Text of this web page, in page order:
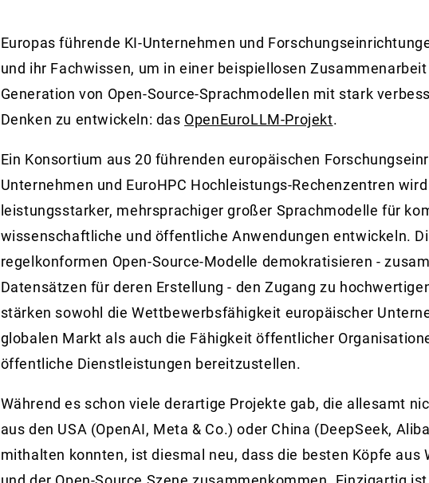
Europas führende KI-Unternehmen und
und ihr Fachwissen, um in einer beispiellosen
Generation von Open-Source-Sprachmodellen mit stark
Denken zu entwickeln: das OpenEuroLLM-Projekt.
Ein Konsortium aus 20 führenden europäischen
Unternehmen und EuroHPC Hochleistungs-Rechenzentren
leistungsstarker, mehrsprachiger großer Sprachmodelle für
wissenschaftliche und öffentliche Anwendungen entwickeln.
regelkonformen Open-Source-Modelle demokratisieren -
Datensätzen für deren Erstellung - den Zugang zu
stärken sowohl die Wettbewerbsfähigkeit europäischer
globalen Markt als auch die Fähigkeit öffentlicher
öffentliche Dienstleistungen bereitzustellen.
Während es schon viele derartige Projekte gab, die allesamt
aus den USA (OpenAI, Meta & Co.) oder China (DeepSeek,
mithalten konnten, ist diesmal neu, dass die besten Köpfe aus